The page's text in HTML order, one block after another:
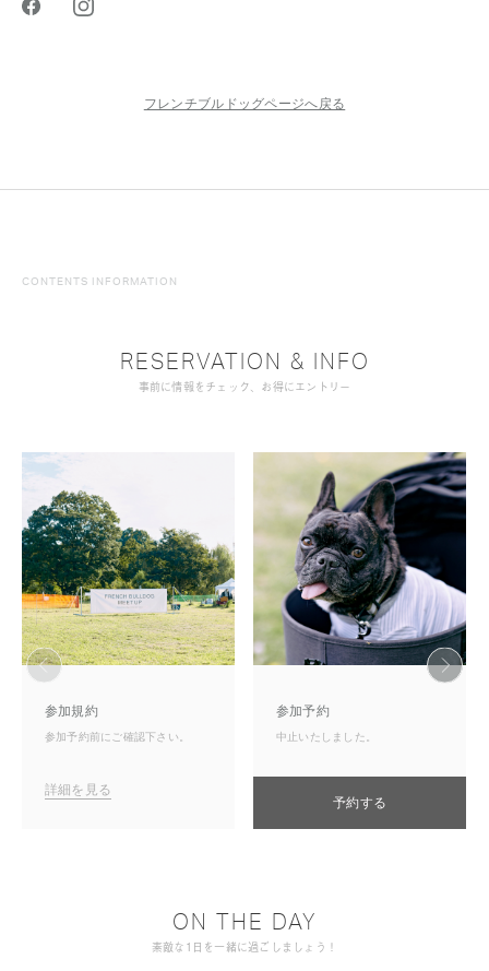
フレンチブルドッグページへ戻る
CONTENTS INFORMATION
RESERVATION & INFO
事前に情報をチェック、お得にエントリー
参加規約
参加予約前にご確認下さい。
詳細を見る
参加予約
中止いたしました。
予約する
ON THE DAY
素敵な1日を一緒に過ごしましょう！